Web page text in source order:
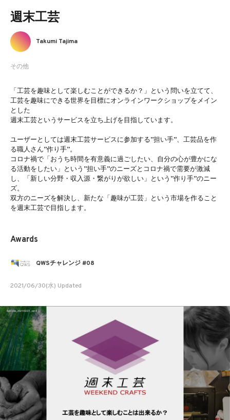
週末工芸
その他
Takumi Tajima
「工芸を趣味として楽しむことができるか？」という問いを立てて、
工芸を趣味にできる世界を目標にオンラインワークショップをメイン
とした
週末工芸というサービスを立ち上げを目指しています。
ユーザーとしては週末工芸サービスに参加する”担い手”、工芸品を作
る職人さん”作り手”。
コロナ禍で「おうち時間を有意義に過ごしたい、自分の心が豊かにな
る活動をしたい」という”担い手”のニーズとコロナ禍で需要が激減
し、「新しい分野・収入源・繋がりが欲しい」という”作り手”のニー
ズ。
双方のニーズを解決し、新たな「趣味が工芸」という市場を作ること
を週末工芸で目指します。
Awards
QWSチャレンジ #08
2021/06/30(水) Updated